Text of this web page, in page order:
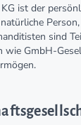
ist der
sind
wie GmbH-